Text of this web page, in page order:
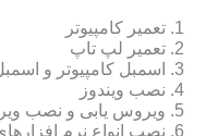
تعمیر کامپیوتر
تعمیر لپ تاپ
اسمبل کامپیوتر و
نصب ویندوز
ویروس یابی و نصب
نصب انواع نرم